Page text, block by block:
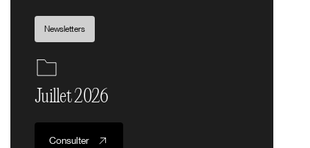
Newsletters
Juillet 2026
Consulter